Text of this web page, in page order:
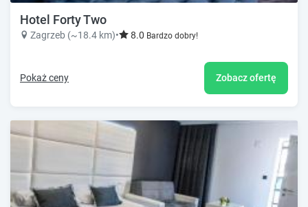
Hotel Forty Two
Zagrzeb (~18.4 km)• 8.0 Bardzo dobry!
Pokaż ceny Zobacz ofertę